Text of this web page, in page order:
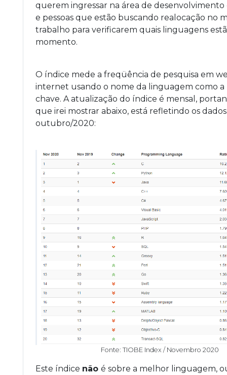
querem ingressar na área de desenvolvimento
e pessoas que estão buscando realocação no
trabalho para verificarem quais linguagens
momento.
O índice mede a freqüência de pesquisa em
internet usando o nome da linguagem como a
chave. A atualização do índice é mensal,
que irei mostrar abaixo, está refletindo os
outubro/2020:
Fonte: TIOBE Index / Novembro 2020
Este índice não é sobre a melhor linguagem,